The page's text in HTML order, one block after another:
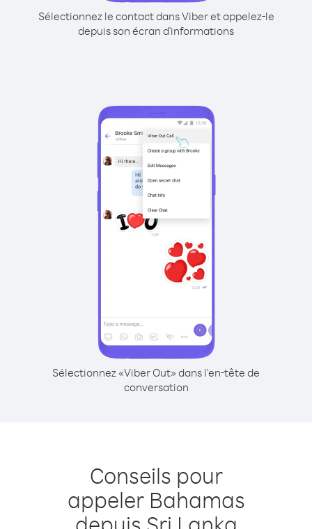
Sélectionnez le contact dans Viber et appelez-le
depuis son écran d'informations
Sélectionnez «Viber Out» dans l'en-tête de
conversation
Conseils pour
appeler Bahamas